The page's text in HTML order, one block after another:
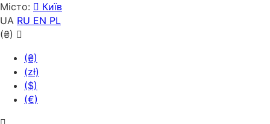
Місто:
Київ
UA RU EN PL
(₴)
(₴)
(zł)
($)
(€)